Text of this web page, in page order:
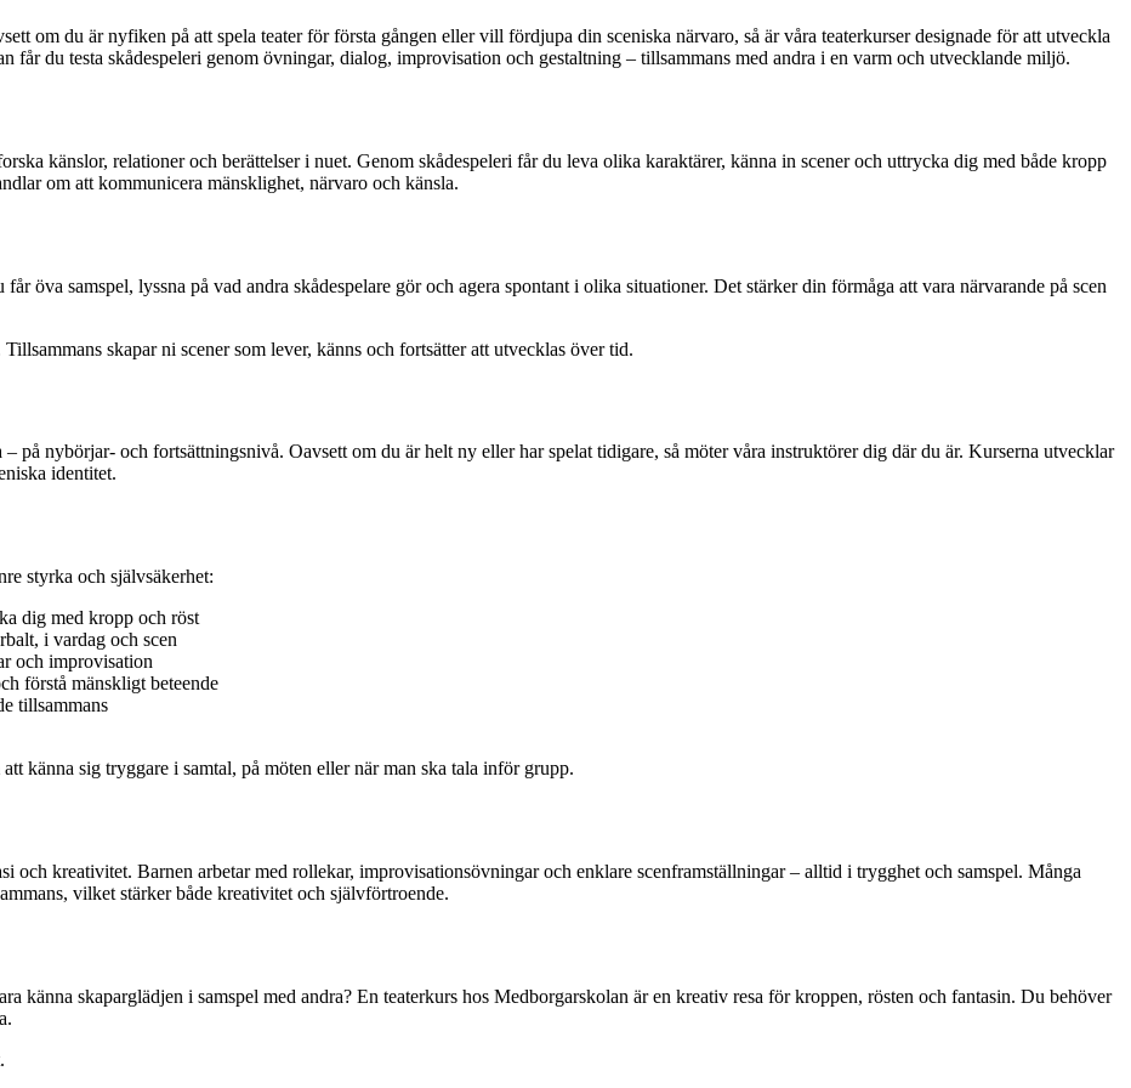
om du är nyfiken på att spela teater för första gången eller vill fördjupa din sceniska närvaro, så är våra teaterkurser designade för att utveckla
du testa skådespeleri genom övningar, dialog, improvisation och gestaltning – tillsammans med andra i en varm och utvecklande miljö.
känslor, relationer och berättelser i nuet. Genom skådespeleri får du leva olika karaktärer, känna in scener och uttrycka dig med både kropp
om att kommunicera mänsklighet, närvaro och känsla.
öva samspel, lyssna på vad andra skådespelare gör och agera spontant i olika situationer. Det stärker din förmåga att vara närvarande på scen
skapar ni scener som lever, känns och fortsätter att utvecklas över tid.
på nybörjar- och fortsättningsnivå. Oavsett om du är helt ny eller har spelat tidigare, så möter våra instruktörer dig där du är. Kurserna utvecklar
identitet.
styrka och självsäkerhet:
dig med kropp och röst
i vardag och scen
och improvisation
förstå mänskligt beteende
tillsammans
känna sig tryggare i samtal, på möten eller när man ska tala inför grupp.
och kreativitet. Barnen arbetar med rollekar, improvisationsövningar och enklare scenframställningar – alltid i trygghet och samspel. Många
vilket stärker både kreativitet och självförtroende.
känna skaparglädjen i samspel med andra? En teaterkurs hos Medborgarskolan är en kreativ resa för kroppen, rösten och fantasin. Du behöver